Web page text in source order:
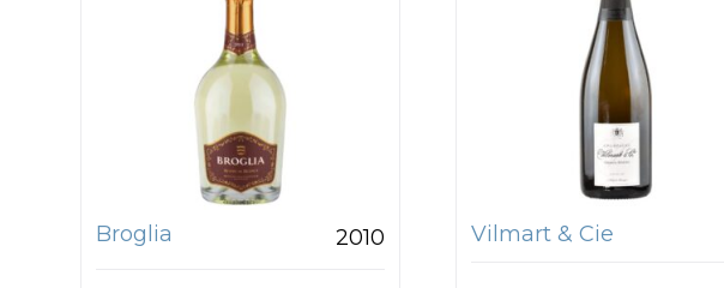
Broglia 2010 Vilmart & Cie